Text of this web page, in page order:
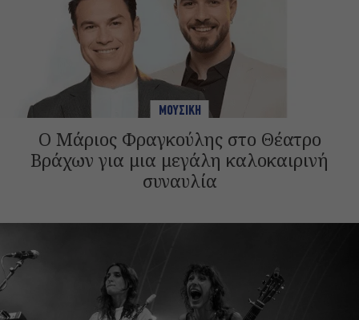
ΜΟΥΣΙΚΗ
Ο Μάριος Φραγκούλης στο Θέατρο
Βράχων για μια μεγάλη καλοκαιρινή
συναυλία